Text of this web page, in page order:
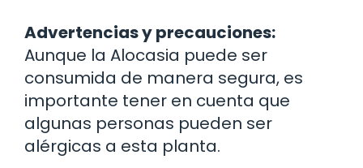
Advertencias y precauciones:
Aunque la Alocasia puede ser
consumida de manera segura, es
importante tener en cuenta que
algunas personas pueden ser
alérgicas a esta planta.